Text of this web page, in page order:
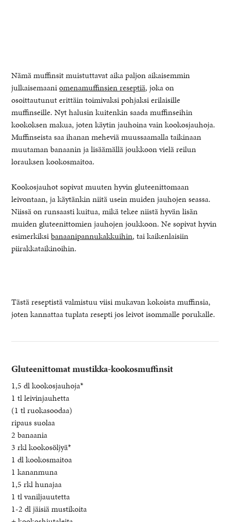
Nämä muffinsit muistuttavat aika paljon aikaisemmin
julkaisemaaniomenamuffinsien reseptiä, joka on
osoittautunut erittäin toimivaksi pohjaksi erilaisille
muffinseille. Nyt halusin kuitenkin saada muffinseihin
kookoksen makua, joten käytin jauhoina vain kookosjauhoja.
Muffinseista saa ihanan meheviä muussaamalla taikinaan
muutaman banaanin ja lisäämällä joukkoon vielä reilun
lorauksen kookosmaitoa.
Kookosjauhot sopivat muuten hyvin gluteenittomaan
leivontaan, ja käytänkin niitä usein muiden jauhojen seassa.
Niissä on runsaasti kuitua, mikä tekee niistä hyvän lisän
muiden gluteenittomien jauhojen joukkoon. Ne sopivat hyvin
esimerkiksibanaanipannukakkuihin, tai kaikenlaisiin
piirakkataikinoihin.
Tästä reseptistä valmistuu viisi mukavan kokoista muffinsia,
joten kannattaa tuplata resepti jos leivot isommalle porukalle.
Gluteenittomat mustikka-kookosmuffinsit
1,5 dl kookosjauhoja*
1 tl leivinjauhetta
(1 tl ruokasoodaa)
ripaus suolaa
2 banaania
3 rkl kookosöljyä*
1 dl kookosmaitoa
1 kananmuna
1,5 rkl hunajaa
1 tl vaniljauutetta
1-2 dl jäisiä mustikoita